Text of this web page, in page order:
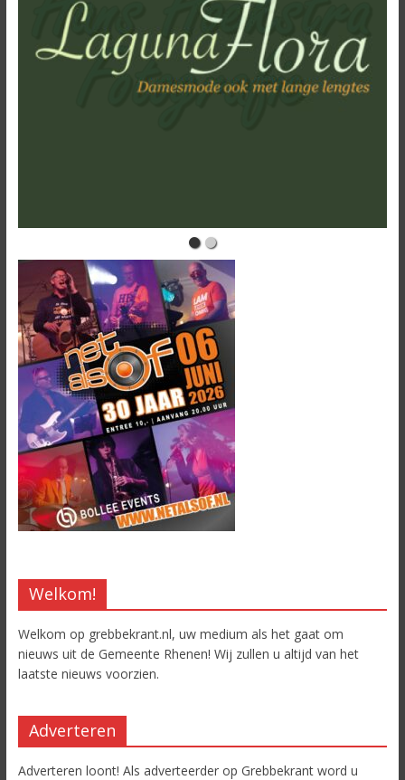
Welkom!
Welkom op grebbekrant.nl, uw medium als het gaat om
nieuws uit de Gemeente Rhenen! Wij zullen u altijd van het
laatste nieuws voorzien.
Adverteren
Adverteren loont! Als adverteerder op Grebbekrant word u